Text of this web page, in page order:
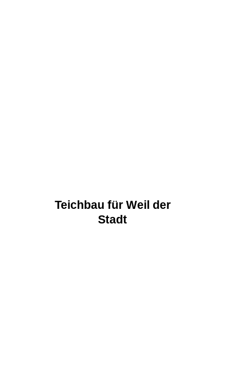
Teichbau für Weil der
Stadt